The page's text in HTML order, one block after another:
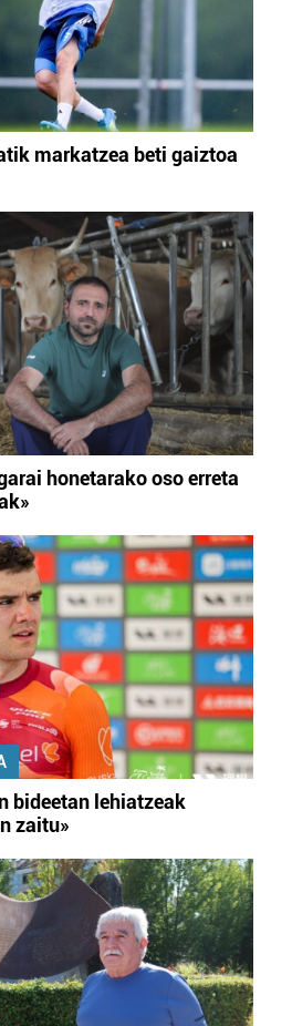
markatzea beti gaiztoa
honetarako oso erreta
bideetan lehiatzeak
zaitu»